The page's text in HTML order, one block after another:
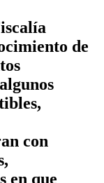
de
con
en que